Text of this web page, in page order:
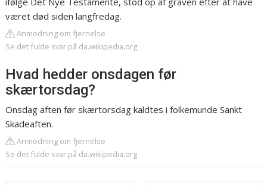
været død siden langfredag.
Anmodning om fjernelse
Se det fulde svar på da.wikipedia.org
Hvad hedder onsdagen før
skærtorsdag?
Onsdag aften før skærtorsdag kaldtes i folkemunde Sankt
Skadeaften.
Anmodning om fjernelse
Se det fulde svar på da.wikipedia.org